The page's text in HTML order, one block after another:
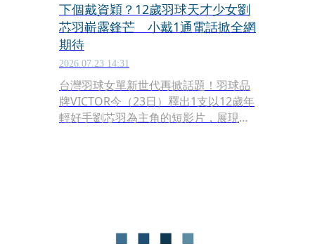
下個戴資穎？12歲羽球天才少女劉
芯羽嶄露鋒芒 小戴1通電話掀全網
期待
2026.07.23 14:31
台灣羽球女單新世代再掀話題！羽球品
牌VICTOR今（23日）釋出1支以12歲年
輕好手劉芯羽為主角的短影片，展現她